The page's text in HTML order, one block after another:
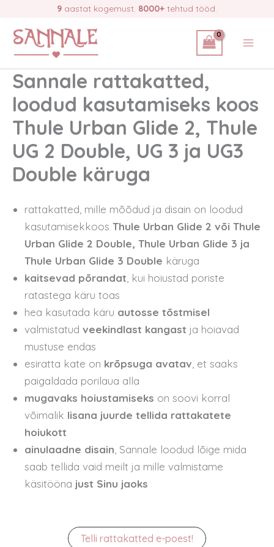
content
9 aastat kogemust. 8000+ tehtud tööd.
Sannale rattakatted,
loodud kasutamiseks koos
Thule Urban Glide 2, Thule
UG 2 Double, UG 3 ja UG3
Double käruga
rattakatted, mille mõõdud ja disain on loodud
kasutamisekkoos Thule Urban Glide 2 või Thule
Urban Glide 2 Double, Thule Urban Glide 3 ja
Thule Urban Glide 3 Double käruga
kaitsevad põrandat , kui hoiustad poriste
ratastega käru toas
hea kasutada käru autosse tõstmisel
valmistatud veekindlast kangast ja hoiavad
mustuse endas
esiratta kate on krõpsuga avatav , et saaks
paigaldada porilaua alla
mugavaks hoiustamiseks on soovi korral
võimalik lisana juurde tellida rattakatete
hoiukott
ainulaadne disain , Sannale loodud lõige mida
saab tellida vaid meilt ja mille valmistame
käsitööna just Sinu jaoks
Telli rattakatted e-poest!